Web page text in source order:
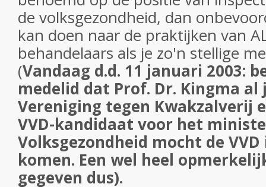
de volksgezondheid, dan
kan doen naar de praktijken van
behandelaars als je zo'n stellige
(Vandaag d.d. 11 januari 2003:
medelid dat Prof. Dr. Kingma al
Vereniging tegen Kwakzalverij
VVD-kandidaat voor het
Volksgezondheid mocht de
komen. Een wel heel
gegeven dus).